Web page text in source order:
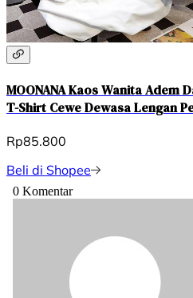
MOONANA Kaos Wanita Adem
T-Shirt Cewe Dewasa Lengan
Rp85.800
Beli di Shopee